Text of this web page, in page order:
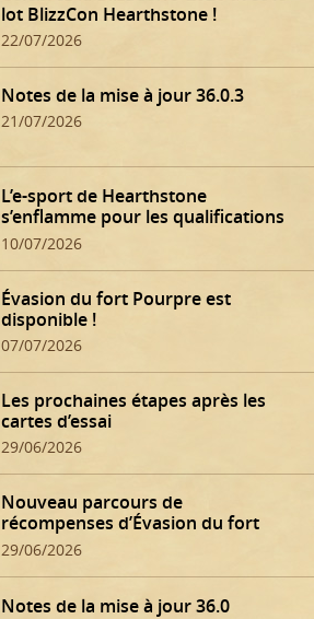
lot BlizzCon Hearthstone !
22/07/2026
Notes de la mise à jour 36.0.3
21/07/2026
L’e-sport de Hearthstone
s’enflamme pour les qualifications
d’été !
10/07/2026
Évasion du fort Pourpre est
disponible !
07/07/2026
Les prochaines étapes après les
cartes d’essai
29/06/2026
Nouveau parcours de
récompenses d’Évasion du fort
Pourpre
29/06/2026
Notes de la mise à jour 36.0